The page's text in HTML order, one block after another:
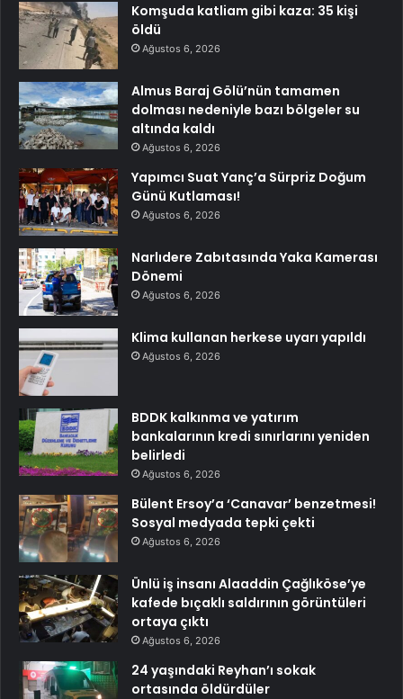
Komşuda katliam gibi kaza: 35 kişi
öldü
Ağustos 6, 2026
Almus Baraj Gölü’nün tamamen
dolması nedeniyle bazı bölgeler su
altında kaldı
Ağustos 6, 2026
Yapımcı Suat Yanç’a Sürpriz Doğum
Günü Kutlaması!
Ağustos 6, 2026
Narlıdere Zabıtasında Yaka Kamerası
Dönemi
Ağustos 6, 2026
Klima kullanan herkese uyarı yapıldı
Ağustos 6, 2026
BDDK kalkınma ve yatırım
bankalarının kredi sınırlarını yeniden
belirledi
Ağustos 6, 2026
Bülent Ersoy’a ‘Canavar’ benzetmesi!
Sosyal medyada tepki çekti
Ağustos 6, 2026
Ünlü iş insanı Alaaddin Çağlıköse’ye
kafede bıçaklı saldırının görüntüleri
ortaya çıktı
Ağustos 6, 2026
24 yaşındaki Reyhan’ı sokak
ortasında öldürdüler